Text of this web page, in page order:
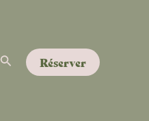
RechercherRéserver